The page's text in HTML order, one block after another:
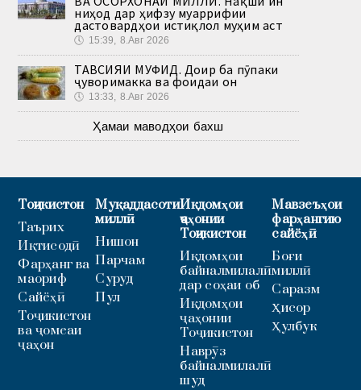
ниҳод дар ҳифзу муаррифии
дастовардҳои истиқлол муҳим аст
🕔 15:39, 8.Авг 2026
ТАВСИЯИ МУФИД. Доир ба пӯпаки
ҷуворимакка ва фоидаи он
🕔 13:33, 8.Авг 2026
Ҳамаи маводҳои бахш
Тоҷикистон
Таърих
Иқтисодӣ
Фарҳанг ва
маориф
Сайёҳӣ
Тоҷикистон
ва ҷомеаи
ҷаҳон
Муқаддасоти
миллӣ
Нишон
Парчам
Суруд
Пул
Иқдомҳои
ҷаҳонии
Тоҷикистон
Иқдомҳои
байналмилалӣ
дар соҳаи об
Иқдомҳои
ҷаҳонии
Тоҷикистон
Наврӯз
байналмилалӣ
шуд
Мавзеъҳои
фарҳангию
сайёҳӣ
Боғи
миллӣ
Саразм
Ҳисор
Ҳулбук